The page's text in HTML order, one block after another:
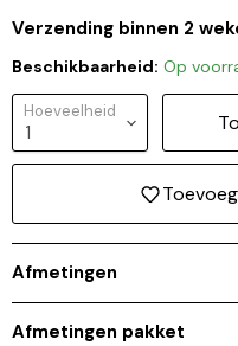
Verzending binnen 2
Beschikbaarheid: Op
Hoeveelheid
Afmetingen
Afmetingen pakket